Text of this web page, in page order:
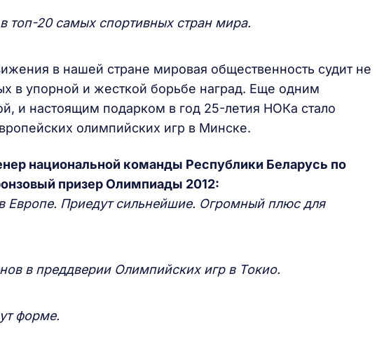
топ-20 самых спортивных стран мира.
в нашей стране мировая общественность судит не
в упорной и жесткой борьбе наград. Еще одним
и настоящим подарком в год 25-летия НОКа стало
олимпийских игр в Минске.
национальной команды Республики Беларусь по
призер Олимпиады 2012:
Европе. Приедут сильнейшие. Огромный плюс для
в преддверии Олимпийских игр в Токио.
форме.